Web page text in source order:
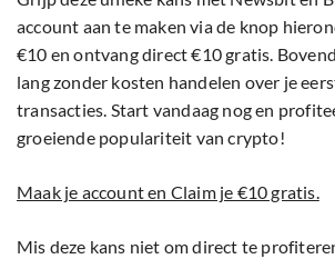
account aan te maken via de knop
€10 en ontvang direct €10 gratis.
lang zonder kosten handelen over je
transacties. Start vandaag nog en
groeiende populariteit van crypto!
Maak je account en Claim je €10 gratis.
Mis deze kans niet om direct te